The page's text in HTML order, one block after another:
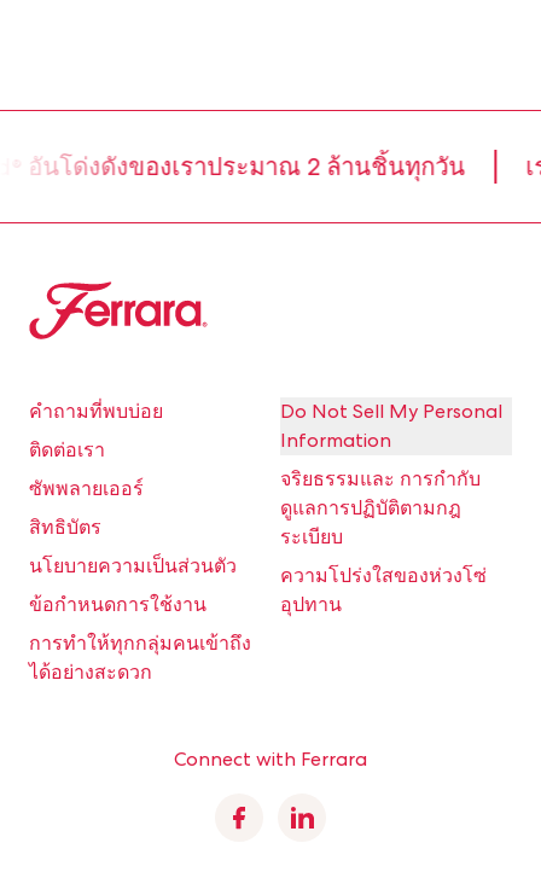
อันโด่งดังของเราประมาณ 2 ล้านชิ้นทุกวัน เ
Ferrara
คำถามที่พบบ่อย
ติดต่อเรา
ซัพพลายเออร์
สิทธิบัตร
นโยบายความเป็นส่วนตัว
ข้อกำหนดการใช้งาน
การทำให้ทุกกลุ่มคนเข้าถึง
ได้อย่างสะดวก
Do Not Sell My Personal
Information
จริยธรรมและ การกำกับ
ดูแลการปฏิบัติตามกฎ
ระเบียบ
ความโปร่งใสของห่วงโซ่
อุปทาน
Connect with Ferrara
FacebookLinkedin